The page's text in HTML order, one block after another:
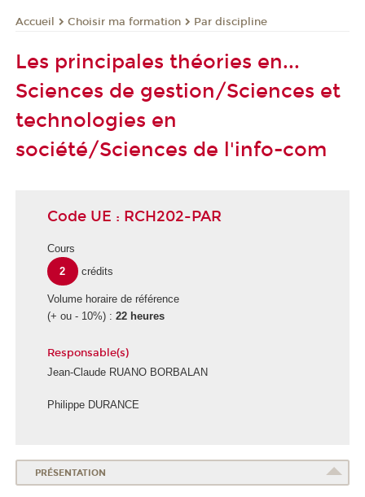
Accueil Choisir ma formation Par discipline
Les principales théories en...
Sciences de gestion/Sciences et
technologies en
société/Sciences de l'info-com
Code UE : RCH202-PAR
Cours
2
crédits
Volume horaire de référence
(+ ou - 10%) : 22 heures
Responsable(s)
Jean-Claude RUANO BORBALAN
Philippe DURANCE
PRÉSENTATION